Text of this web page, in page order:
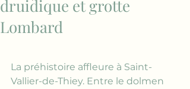
druidique et grotte
Lombard
La préhistoire affleure à Saint-
Vallier-de-Thiey. Entre le dolmen